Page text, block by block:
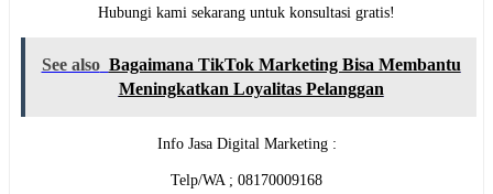
Hubungi kami sekarang untuk konsultasi gratis!
See also Bagaimana TikTok Marketing Bisa Membantu
Meningkatkan Loyalitas Pelanggan
Info Jasa Digital Marketing :
Telp/WA ; 08170009168